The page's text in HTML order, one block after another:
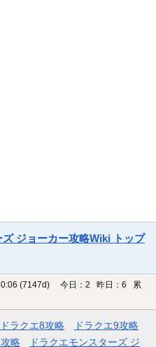
ジョーカー攻略Wiki トップ
(7147d)
今日：2 昨日：6 累
ドラクエ8攻略
ドラクエ9攻略
略 ドラクエモンスターズ ジ